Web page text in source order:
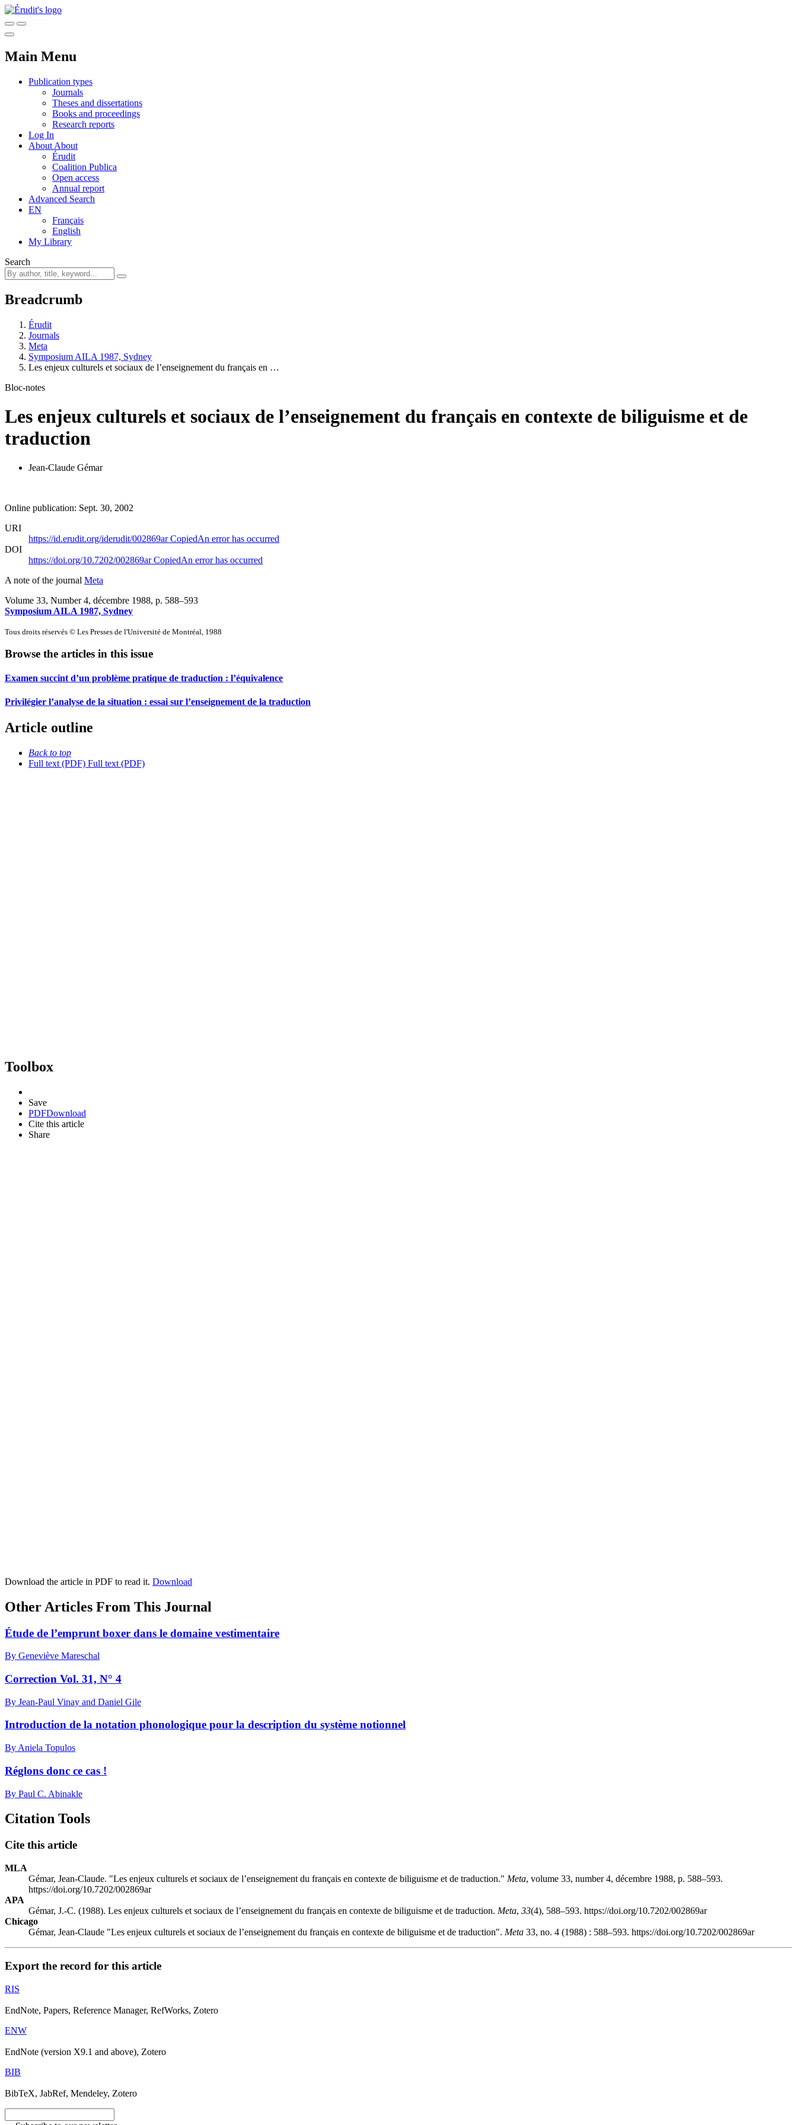
Main Menu
Publication types
Journals
Theses and dissertations
Books and proceedings
Research reports
Log In
About About
Érudit
Coalition Publica
Open access
Annual report
Advanced Search
EN
Français
English
My Library
Search
Breadcrumb
Érudit
Journals
Meta
Symposium AILA 1987, Sydney
Les enjeux culturels et sociaux de l’enseignement du français en …
Bloc-notes
Les enjeux culturels et sociaux de l’enseignement du français en contexte de biliguisme et de
traduction
Jean-Claude Gémar
Online publication: Sept. 30, 2002
URI
https://id.erudit.org/iderudit/002869arCopiedAn error has occurred
DOI
https://doi.org/10.7202/002869arCopiedAn error has occurred
A note of the journal Meta
Volume 33, Number 4, décembre 1988, p. 588–593
Symposium AILA 1987, Sydney
Tous droits réservés © Les Presses de l'Université de Montréal, 1988
Browse the articles in this issue
Examen succint d’un problème pratique de traduction : l’équivalence
Privilégier l’analyse de la situation : essai sur l’enseignement de la traduction
Article outline
Back to top
Full text (PDF) Full text (PDF)
Toolbox
Save
PDFDownload
Cite this article
Share
Download the article in PDF to read it. Download
Other Articles From This Journal
Étude de l’emprunt boxer dans le domaine vestimentaire
By Geneviève Mareschal
Correction Vol. 31, N° 4
By Jean-Paul Vinay and Daniel Gile
Introduction de la notation phonologique pour la description du système notionnel
By Aniela Topulos
Réglons donc ce cas !
By Paul C. Abinakle
Citation Tools
Cite this article
MLA
Gémar, Jean-Claude. "Les enjeux culturels et sociaux de l’enseignement du français en contexte de biliguisme et de traduction." Meta, volume 33, number 4, décembre 1988, p. 588–593.
https://doi.org/10.7202/002869ar
APA
Gémar, J.-C. (1988). Les enjeux culturels et sociaux de l’enseignement du français en contexte de biliguisme et de traduction. Meta, 33(4), 588–593. https://doi.org/10.7202/002869ar
Chicago
Gémar, Jean-Claude "Les enjeux culturels et sociaux de l’enseignement du français en contexte de biliguisme et de traduction". Meta 33, no. 4 (1988) : 588–593. https://doi.org/10.7202/002869ar
Export the record for this article
RIS
EndNote, Papers, Reference Manager, RefWorks, Zotero
ENW
EndNote (version X9.1 and above), Zotero
BIB
BibTeX, JabRef, Mendeley, Zotero